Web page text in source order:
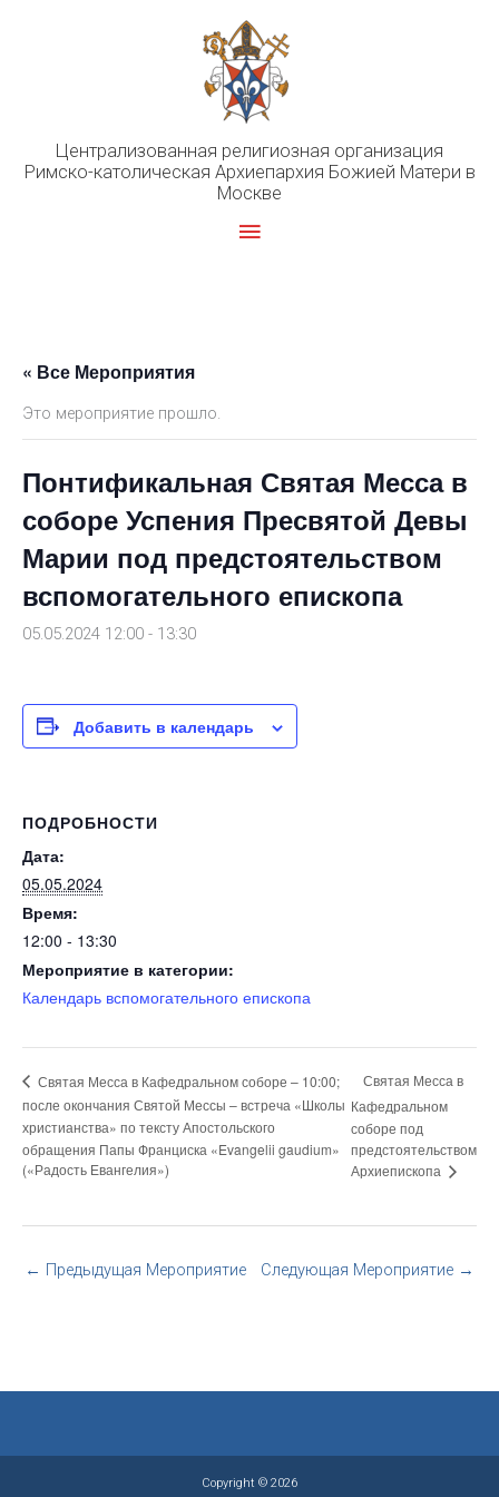
Централизованная религиозная организация
Римско-католическая Архиепархия Божией Матери в
Москве
Главное
« Все Мероприятия
Это мероприятие прошло.
Понтификальная Святая Месса в
соборе Успения Пресвятой Девы
Марии под предстоятельством
вспомогательного епископа
05.05.2024 12:00 - 13:30
Добавить в календарь
ПОДРОБНОСТИ
Дата:
05.05.2024
Время:
12:00 - 13:30
Мероприятие в категории:
Календарь вспомогательного епископа
Святая Месса в Кафедральном соборе – 10:00;
после окончания Святой Мессы – встреча «Школы
христианства» по тексту Апостольского
обращения Папы Франциска «Evangelii gaudium»
(«Радость Евангелия»)
Святая Месса в
Кафедральном
соборе под
предстоятельством
Архиепископа
← Предыдущая Мероприятие Следующая Мероприятие →
Copyright © 2026